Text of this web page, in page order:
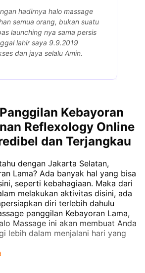
hadirnya halo massage
semua orang, bukan suatu
launching nya sama persis
lahir saya 9.9.2019
dan jaya selalu Amin.
Kebayoran
Reflexology Online
dan Terjangkau
dengan Jakarta Selatan,
Lama? Ada banyak hal yang bisa
seperti kebahagiaan. Maka dari
melakukan aktivitas disini, ada
diri terlebih dahulu
panggilan Kebayoran Lama,
Massage ini akan membuat Anda
lebih dalam menjalani hari yang